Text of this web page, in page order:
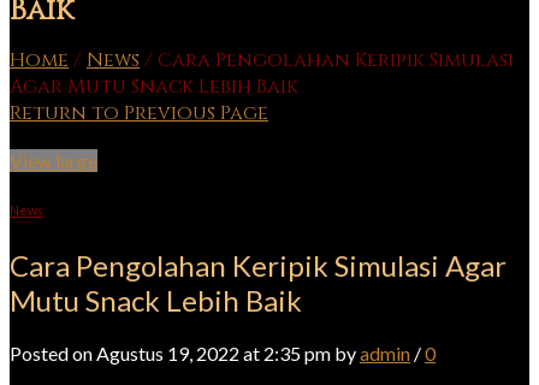
Baik
Home / News / Cara Pengolahan Keripik Simulasi
Agar Mutu Snack Lebih Baik
Return to Previous Page
View large
News
Cara Pengolahan Keripik Simulasi Agar
Mutu Snack Lebih Baik
Posted on Agustus 19, 2022 at 2:35 pm byadmin /0